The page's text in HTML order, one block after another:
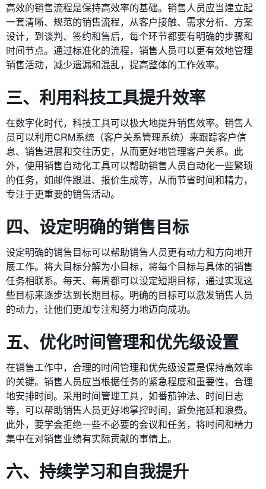
高效的销售流程是保持高效率的基础。销售人员应当建立起
一套清晰、规范的销售流程，从客户接触、需求分析、方案
设计，到谈判、签约和售后，每个环节都要有明确的步骤和
时间节点。通过标准化的流程，销售人员可以更有效地管理
销售活动，减少遗漏和混乱，提高整体的工作效率。
三、利用科技工具提升效率
在数字化时代，科技工具可以极大地提升销售效率。销售人
员可以利用CRM系统（客户关系管理系统）来跟踪客户信
息、销售进展和交往历史，从而更好地管理客户关系。此
外，使用销售自动化工具可以帮助销售人员自动化一些繁琐
的任务，如邮件跟进、报价生成等，从而节省时间和精力，
专注于更重要的销售活动。
四、设定明确的销售目标
设定明确的销售目标可以帮助销售人员更有动力和方向地开
展工作。将大目标分解为小目标，将每个目标与具体的销售
任务相联系。每天、每周都可以设定短期目标，通过实现这
些目标来逐步达到长期目标。明确的目标可以激发销售人员
的动力，让他们更加专注和努力地迈向成功。
五、优化时间管理和优先级设置
在销售工作中，合理的时间管理和优先级设置是保持高效率
的关键。销售人员应当根据任务的紧急程度和重要性，合理
地安排时间。采用时间管理工具，如番茄钟法、时间日志
等，可以帮助销售人员更好地掌控时间，避免拖延和浪费。
此外，要学会拒绝一些不必要的会议和任务，将时间和精力
集中在对销售业绩有实际贡献的事情上。
六、持续学习和自我提升